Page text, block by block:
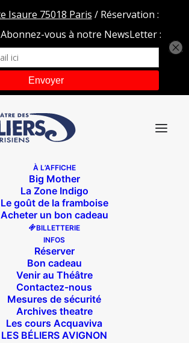
À L’AFFICHE
Big Mother
La Zone Indigo
Le goût de la framboise
Acheter un bon cadeau
BILLETTERIE
INFOS
Réserver
Bon cadeau
Venir au Théâtre
Contactez-nous
Mesures de sécurité
Archives theatre
Les cours Acquaviva
LES BÉLIERS AVIGNON
MOLIERES LCF
Les béliers en tournée MOLIERES LCF